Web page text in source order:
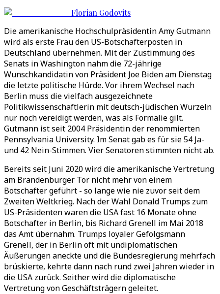
Florian Godovits
Die amerikanische Hochschulpräsidentin Amy Gutmann
wird als erste Frau den US-Botschafterposten in
Deutschland übernehmen. Mit der Zustimmung des
Senats in Washington nahm die 72-jährige
Wunschkandidatin von Präsident Joe Biden am Dienstag
die letzte politische Hürde. Vor ihrem Wechsel nach
Berlin muss die vielfach ausgezeichnete
Politikwissenschaftlerin mit deutsch-jüdischen Wurzeln
nur noch vereidigt werden, was als Formalie gilt.
Gutmann ist seit 2004 Präsidentin der renommierten
Pennsylvania University. Im Senat gab es für sie 54 Ja-
und 42 Nein-Stimmen. Vier Senatoren stimmten nicht ab.
Bereits seit Juni 2020 wird die amerikanische Vertretung
am Brandenburger Tor nicht mehr von einem
Botschafter geführt - so lange wie nie zuvor seit dem
Zweiten Weltkrieg. Nach der Wahl Donald Trumps zum
US-Präsidenten waren die USA fast 16 Monate ohne
Botschafter in Berlin, bis Richard Grenell im Mai 2018
das Amt übernahm. Trumps loyaler Gefolgsmann
Grenell, der in Berlin oft mit undiplomatischen
Äußerungen aneckte und die Bundesregierung mehrfach
brüskierte, kehrte dann nach rund zwei Jahren wieder in
die USA zurück. Seither wird die diplomatische
Vertretung von Geschäftsträgern geleitet.